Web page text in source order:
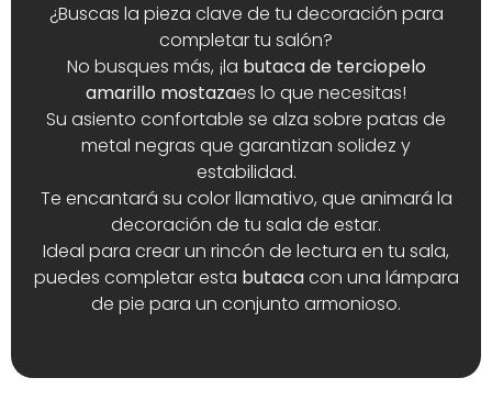
¿Buscas la pieza clave de tu decoración para
completar tu salón?
No busques más, ¡la butaca de terciopelo
amarillo mostazaes lo que necesitas!
Su asiento confortable se alza sobre patas de
metal negras que garantizan solidez y
estabilidad.
Te encantará su color llamativo, que animará la
decoración de tu sala de estar.
Ideal para crear un rincón de lectura en tu sala,
puedes completar esta butacacon una lámpara
de pie para un conjunto armonioso.